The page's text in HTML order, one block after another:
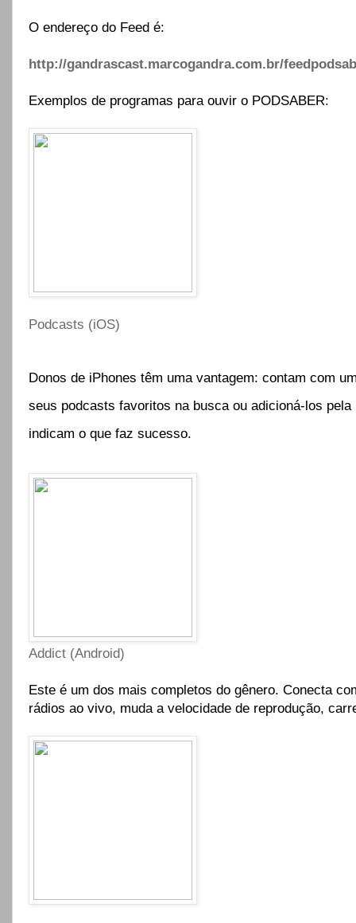
O endereço do Feed é:
http://gandrascast.marcogandra.com.br/
Exemplos de programas para ouvir o PODSABER:
Podcasts (iOS)
Donos de iPhones têm uma vantagem: contam com
seus podcasts favoritos na busca ou adicioná-los
indicam o que faz sucesso.
Addict (Android)
Este é um dos mais completos do gênero. Conecta
rádios ao vivo, muda a velocidade de reprodução,